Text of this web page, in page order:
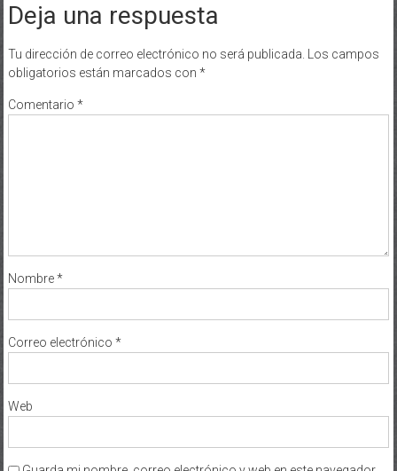
Deja una respuesta
Tu dirección de correo electrónico no será publicada. Los campos
obligatorios están marcados con *
Comentario *
Nombre*
Correo electrónico *
Web